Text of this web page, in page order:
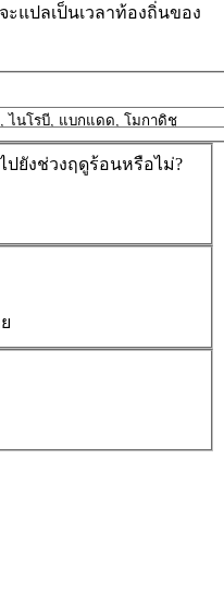
ะแปลเป็นเวลาท้องถิ่นของ
ยังช่วงฤดูร้อนหรือไม่?